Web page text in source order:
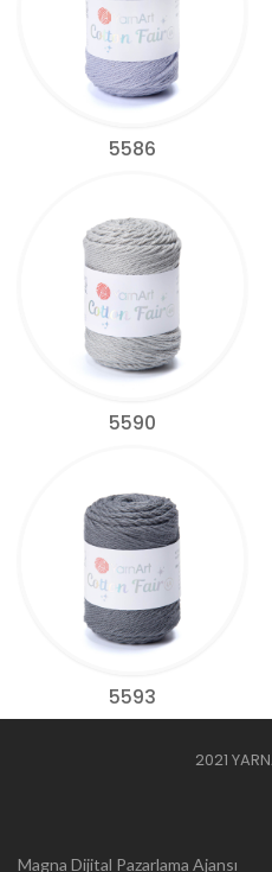
5586
5590
5593
2021
Web
Magna Dijital Pazarlama Ajansı